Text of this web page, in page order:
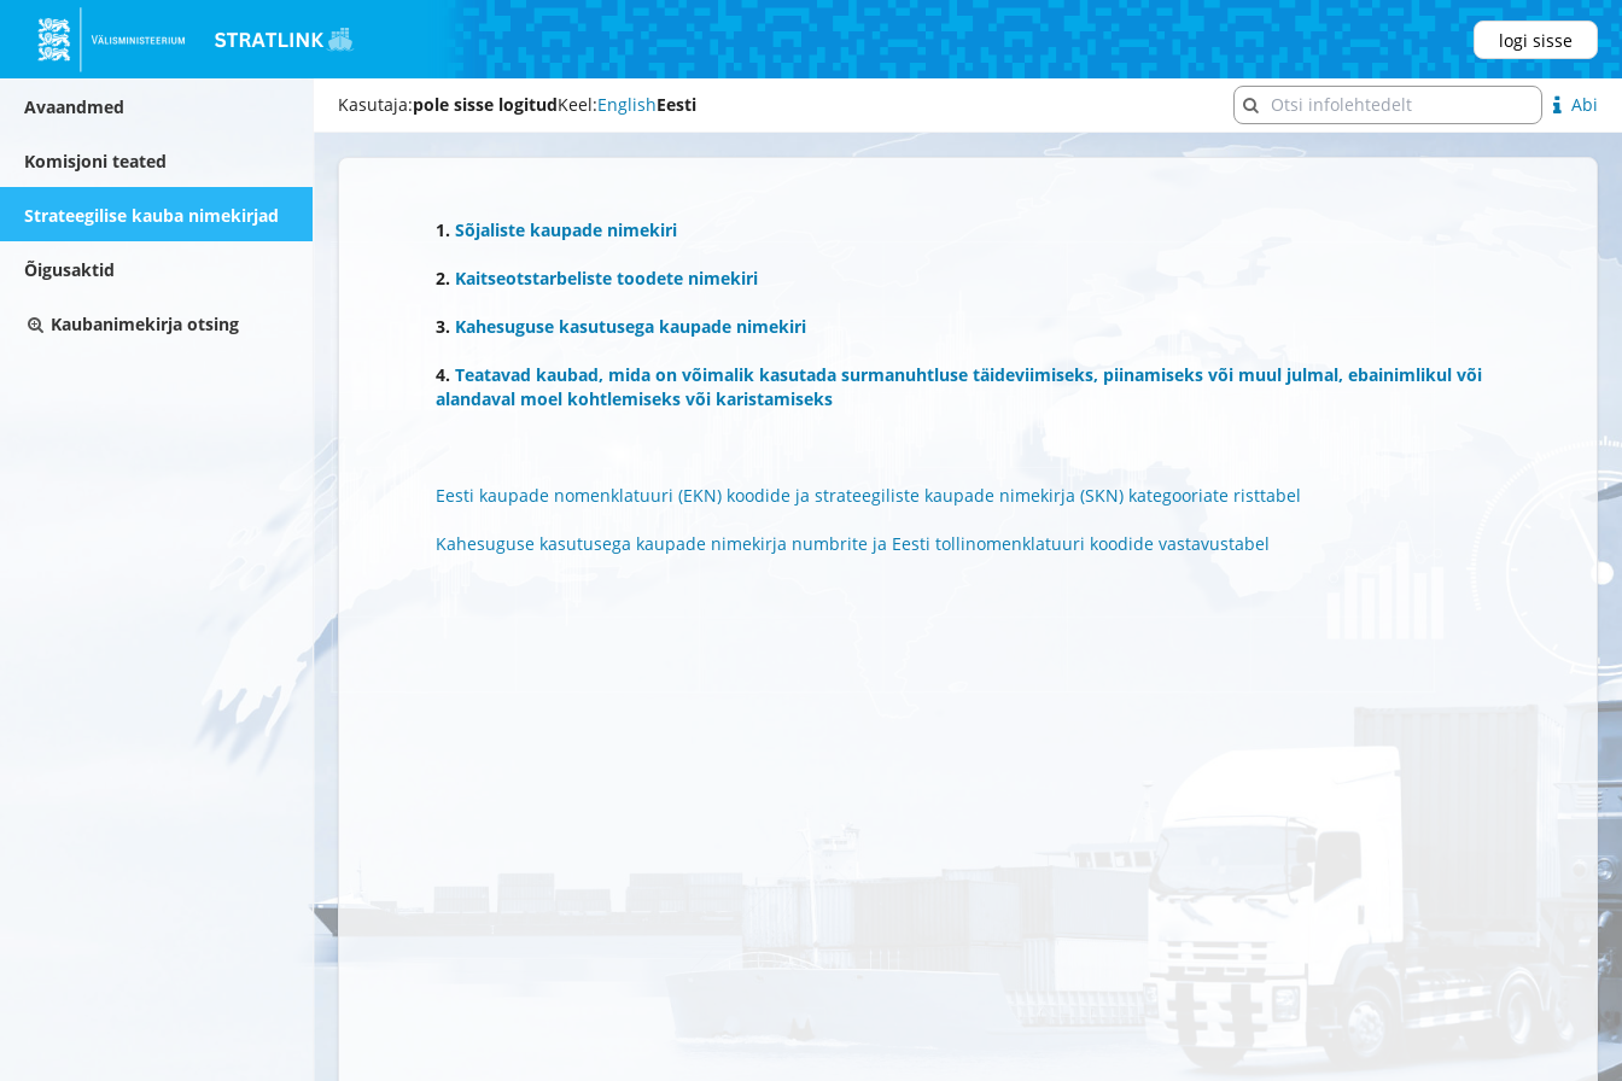
Stratlinki avalik portaal logi sisse
Avaandmed
Komisjoni teated
Strateegilise kauba nimekirjad
Õigusaktid
Kaubanimekirja otsing
Kasutaja:pole sisse logitudKeel:EnglishEesti Abi
1. Sõjaliste kaupade nimekiri
2. Kaitseotstarbeliste toodete nimekiri
3. Kahesuguse kasutusega kaupade nimekiri
4. Teatavad kaubad, mida on võimalik kasutada surmanuhtluse täideviimiseks, piinamiseks või muul julmal, ebainimlikul või
alandaval moel kohtlemiseks või karistamiseks
Eesti kaupade nomenklatuuri (EKN) koodide ja strateegiliste kaupade nimekirja (SKN) kategooriate risttabel
Kahesuguse kasutusega kaupade nimekirja numbrite ja Eesti tollinomenklatuuri koodide vastavustabel